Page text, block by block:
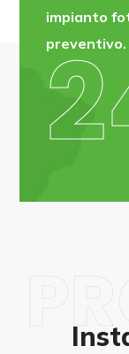
impianto
preventivo.
Get
(800)